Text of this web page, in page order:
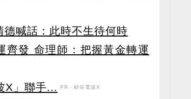
喊話：此時不生待何時
齊發 命理師：把握黃金轉運
X」聯手...
PR・矽谷電波X